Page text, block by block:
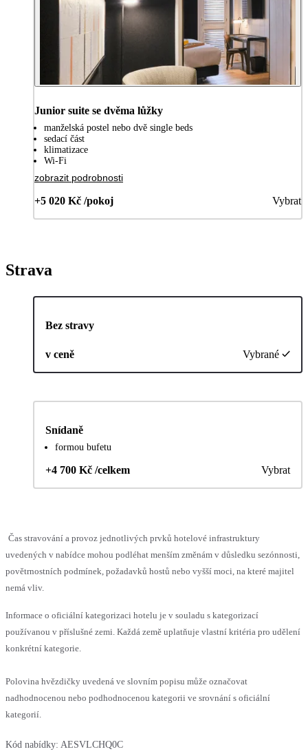
Junior suite se dvěma lůžky
manželská postel nebo dvě single beds
sedací část
klimatizace
Wi-Fi
zobrazit podrobnosti
+5 020 Kč /pokoj Vybrat
Strava
Bez stravy
v ceně Vybrané
Snídaně
formou bufetu
+4 700 Kč /celkem Vybrat
Čas stravování a provoz jednotlivých prvků hotelové infrastruktury
uvedených v nabídce mohou podléhat menším změnám v důsledku sezónnosti,
povětrnostních podmínek, požadavků hostů nebo vyšší moci, na které majitel
nemá vliv.
Informace o oficiální kategorizaci hotelu je v souladu s kategorizací
používanou v příslušné zemi. Každá země uplatňuje vlastní kritéria pro udělení
konkrétní kategorie.
Polovina hvězdičky uvedená ve slovním popisu může označovat
nadhodnocenou nebo podhodnocenou kategorii ve srovnání s oficiální
kategorií.
Kód nabídky: AESVLCHQ0C